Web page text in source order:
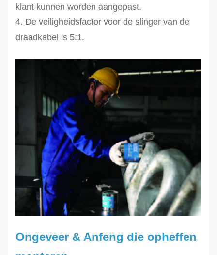
klant kunnen worden aangepast.
4. De veiligheidsfactor voor de slinger van de
draadkabel is 5:1.
Ongeveer & Anfeng die opheffen